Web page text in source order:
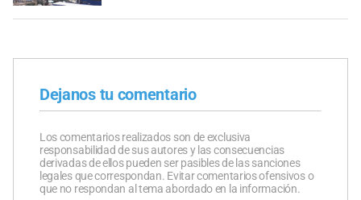
Dejanos tu comentario
Los comentarios realizados son de exclusiva
responsabilidad de sus autores y las consecuencias
derivadas de ellos pueden ser pasibles de las sanciones
legales que correspondan. Evitar comentarios ofensivos o
que no respondan al tema abordado en la información.